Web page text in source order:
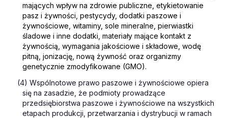
mających wpływ na zdrowie publiczne, etykietowanie
pasz i żywności, pestycydy, dodatki paszowe i
żywnościowe, witaminy, sole mineralne, pierwiastki
śladowe i inne dodatki, materiały mające kontakt z
żywnością, wymagania jakościowe i składowe, wodę
pitną, jonizację, nową żywność oraz organizmy
genetycznie zmodyfikowane (GMO).
(4) Wspólnotowe prawo paszowe i żywnościowe opiera
się na zasadzie, że podmioty prowadzące
przedsiębiorstwa paszowe i żywnościowe na wszystkich
etapach produkcji, przetwarzania i dystrybucji w ramach